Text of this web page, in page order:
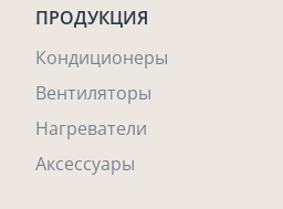
ПРОДУКЦИЯ
Кондиционеры
Вентиляторы
Нагреватели
Аксессуары